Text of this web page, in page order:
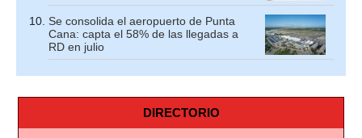
Se consolida el aeropuerto de Punta
Cana: capta el 58% de las llegadas a
RD en julio
DIRECTORIO